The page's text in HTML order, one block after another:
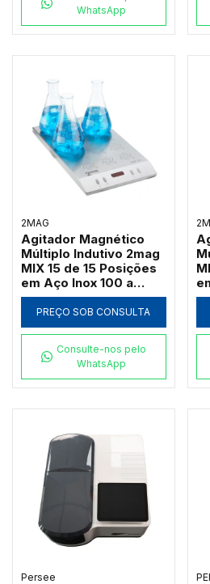
WhatsApp
2MAG
Agitador Magnético
Múltiplo Indutivo 2mag
MIX 15 de 15 Posições
em Aço Inox 100 a
2000 RPM (Até
3000ml por Ponto)
PREÇO SOB CONSULTA
Consulte-nos pelo
WhatsApp
Persee